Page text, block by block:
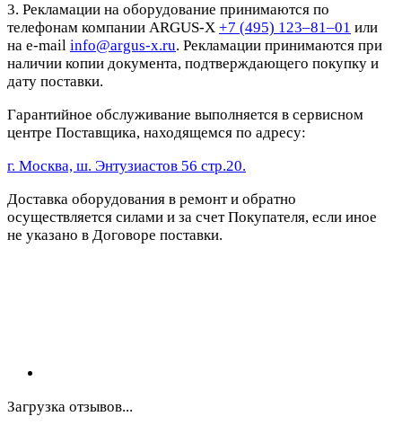
3. Рекламации на оборудование принимаются по
телефонам компании ARGUS-X +7 (495) 123–81–01 или
на e-mail info@argus-x.ru. Рекламации принимаются при
наличии копии документа, подтверждающего покупку и
дату поставки.
Гарантийное обслуживание выполняется в сервисном
центре Поставщика, находящемся по адресу:
г. Москва, ш. Энтузиастов 56 стр.20.
Доставка оборудования в ремонт и обратно
осуществляется силами и за счет Покупателя, если иное
не указано в Договоре поставки.
Загрузка отзывов...